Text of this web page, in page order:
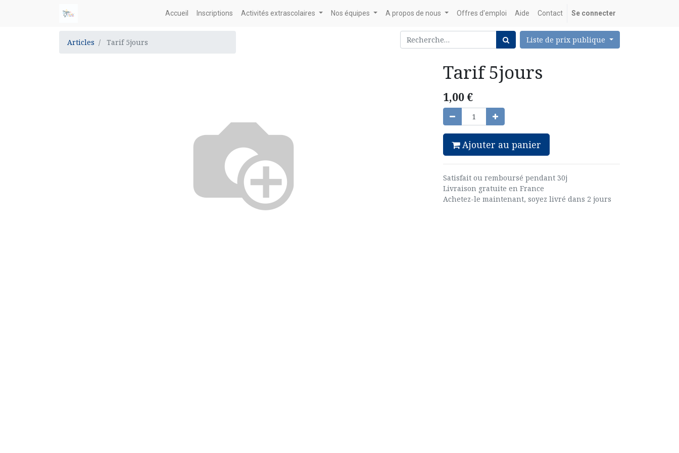
Accueil Inscriptions Activités extrascolaires Nos équipes A propos de nous Offres d'emploi Aide Contact Se connecter
Articles Tarif 5jours Liste de prix publique
Tarif 5jours
1,00€
Ajouter au panier
Satisfait ou remboursé pendant 30j
Livraison gratuite en France
Achetez-le maintenant, soyez livré dans 2 jours